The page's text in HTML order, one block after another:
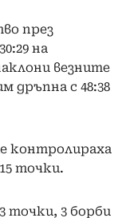
през
на
везните
дръпна с 48:38
контролираха
точки.
точки, 3 борби